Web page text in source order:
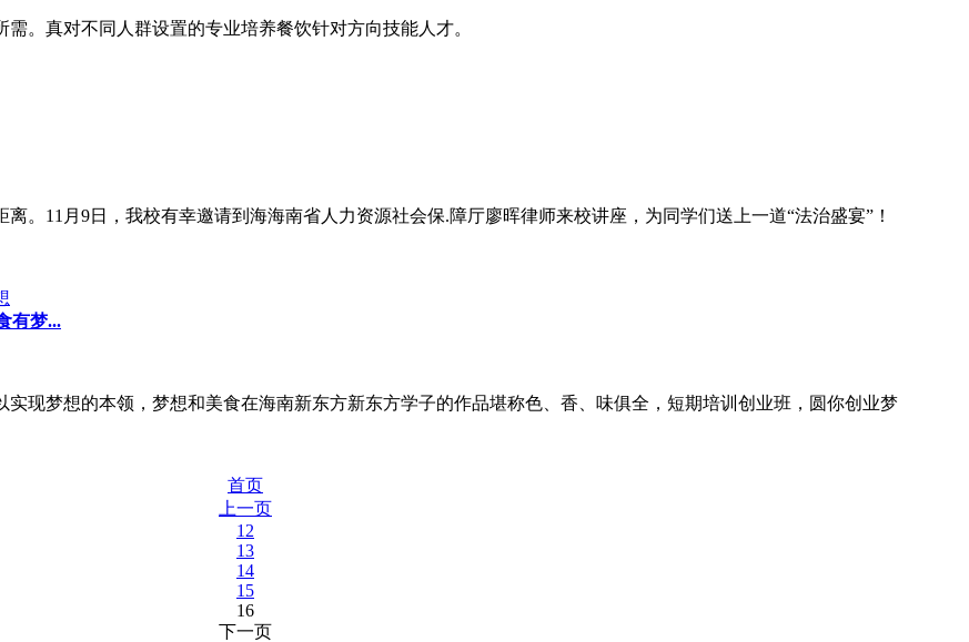
。真对不同人群设置的专业培养餐饮针对方向技能人才。
。11月9日，我校有幸邀请到海海南省人力资源社会保.障厅廖晖律师来校讲座，为同学们送上一道“法治盛宴”！
有梦...
现梦想的本领，梦想和美食在海南新东方新东方学子的作品堪称色、香、味俱全，短期培训创业班，圆你创业梦
首页
上一页
12
13
14
15
16
下一页